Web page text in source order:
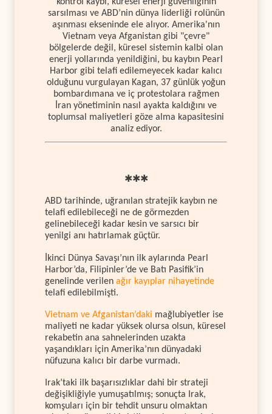
sarsılması ve ABD’nin dünya liderliği rolünün
aşınması ekseninde ele alıyor. Amerika'nın
Vietnam veya Afganistan gibi "çevre"
bölgelerde değil, küresel sistemin kalbi olan
enerji yollarında yenildiğini, bu kaybın Pearl
Harbor gibi telafi edilemeyecek kadar kalıcı
olduğunu vurgulayan Kagan, 37 günlük yoğun
bombardımana ve iç protestolara rağmen
İran yönetiminin nasıl ayakta kaldığını ve
toplumsal maliyetleri göze alma kapasitesini
analiz ediyor.
✱✱✱
ABD tarihinde, uğranılan stratejik kaybın ne
telafi edilebileceği ne de görmezden
gelinebileceği kadar kesin ve sarsıcı bir
yenilgi anı hatırlamak güçtür.
İkinci Dünya Savaşı’nın ilk aylarında Pearl
Harbor’da, Filipinler’de ve Batı Pasifik’in
genelinde verilen ağır kayıplar nihayetinde
telafi edilebilmişti.
Vietnam ve Afganistan’daki mağlubiyetler ise
maliyeti ne kadar yüksek olursa olsun, küresel
rekabetin ana sahnelerinden uzakta
yaşandıkları için Amerika’nın dünyadaki
nüfuzuna kalıcı bir darbe vurmadı.
Irak’taki ilk başarısızlıklar dahi bir strateji
değişikliğiyle yumuşatılmış; sonuçta Irak,
komşuları için bir tehdit unsuru olmaktan